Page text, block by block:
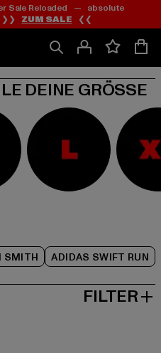
Zum
Inhalt
springen
Zum
Fußzeile
springen
Sale Reloaded — absolute
❯❯ ZUM SALE ❮❮
DEINE GRÖSSE
SMITH ADIDAS SWIFT RUN
Zum
Produktraster
springen
FILTER